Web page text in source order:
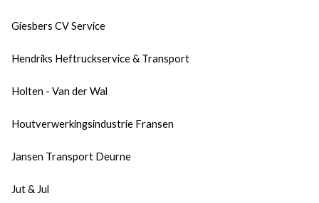
Giesbers CV Service
Hendriks Heftruckservice & Transport
Holten - Van der Wal
Houtverwerkingsindustrie Fransen
Jansen Transport Deurne
Jut & Jul